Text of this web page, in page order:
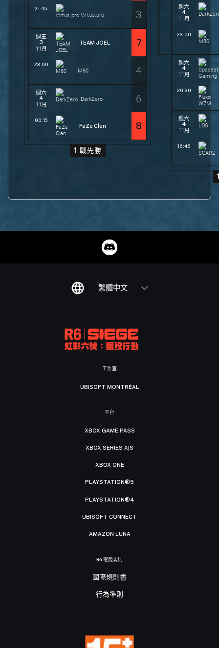
21:45
Virtus.pro 3
週五
3
11月
23:00
TEAM JOEL 7
M80 4
週六
4
11月
00:15
DarkZero 6
FaZe Clan 8
1 戰先勝
週六
4
11月
23:00
週六
4
11月
20:30
週六
4
11月
16:45
繁體中文
工作室
UBISOFT MONTRÉAL
平台
XBOX GAME PASS
XBOX SERIES X|S
XBOX ONE
PLAYSTATION®5
PLAYSTATION®4
UBISOFT CONNECT
AMAZON LUNA
R6 電競規則
國際規則書
行為準則